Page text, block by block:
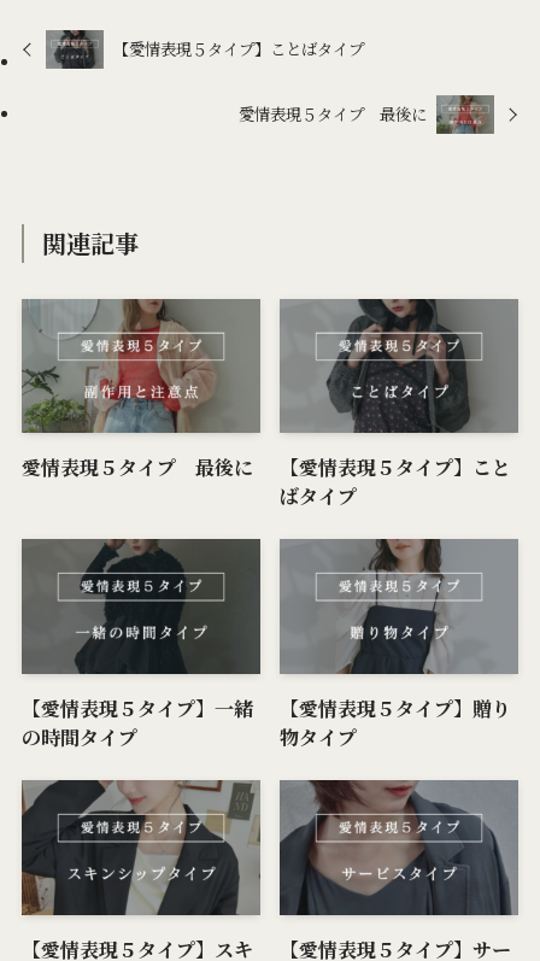
【愛情表現５タイプ】ことばタイプ
愛情表現５タイプ 最後に
関連記事
愛情表現５タイプ 最後に
【愛情表現５タイプ】こと
ばタイプ
【愛情表現５タイプ】一緒
の時間タイプ
【愛情表現５タイプ】贈り
物タイプ
【愛情表現５タイプ】スキ
【愛情表現５タイプ】サー